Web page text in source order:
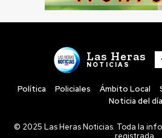
Las Heras
NOTICIAS
Política Policiales Ámbito Local
Noticia del día
© 2025 Las Heras Noticias. Toda la
registrada.